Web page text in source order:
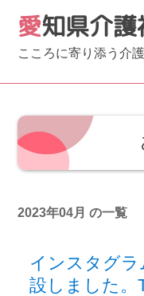
愛知県介
こころに寄り添う介
2023年04月 の一覧
インスタグ
設しました。